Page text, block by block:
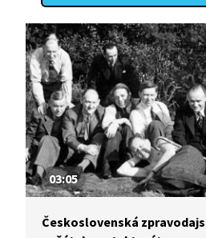
03:05
Československá